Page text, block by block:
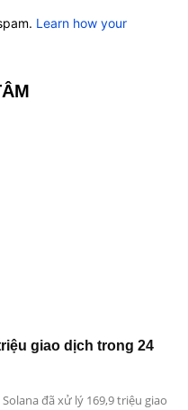
Learn how your
giao dịch trong 24
đã xử lý 169,9 triệu giao